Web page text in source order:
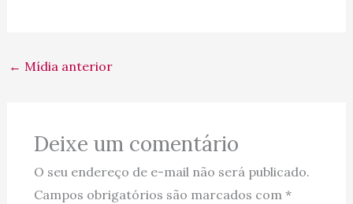
← Mídia anterior
Deixe um comentário
O seu endereço de e-mail não será publicado.
Campos obrigatórios são marcados com *